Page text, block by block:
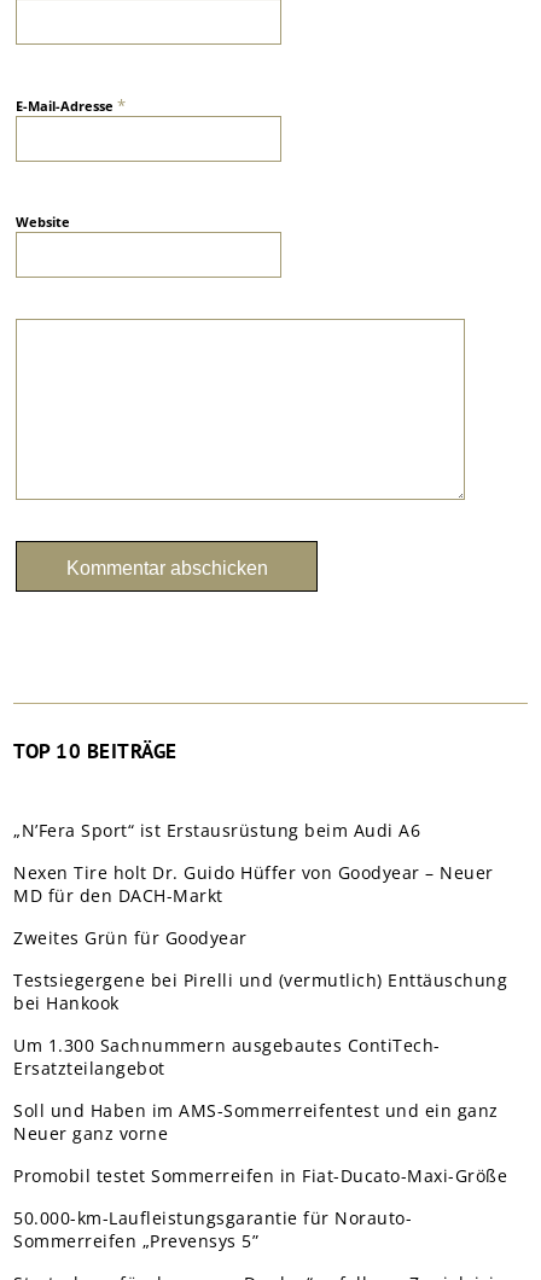
E-Mail-Adresse*
Website
TOP 10 BEITRÄGE
„N’Fera Sport“ ist Erstausrüstung beim Audi A6
Nexen Tire holt Dr. Guido Hüffer von Goodyear – Neuer
MD für den DACH-Markt
Zweites Grün für Goodyear
Testsiegergene bei Pirelli und (vermutlich) Enttäuschung
bei Hankook
Um 1.300 Sachnummern ausgebautes ContiTech-
Ersatzteilangebot
Soll und Haben im AMS-Sommerreifentest und ein ganz
Neuer ganz vorne
Promobil testet Sommerreifen in Fiat-Ducato-Maxi-Größe
50.000-km-Laufleistungsgarantie für Norauto-
Sommerreifen „Prevensys 5”